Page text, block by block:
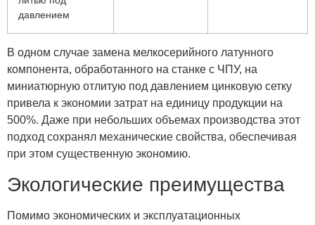
давлением
В одном случае замена мелкосерийного латунного
компонента, обработанного на станке с ЧПУ, на
миниатюрную отлитую под давлением цинковую сетку
привела к экономии затрат на единицу продукции на
500%. Даже при небольших объемах производства этот
подход сохранял механические свойства, обеспечивая
при этом существенную экономию.
Экологические преимущества
Помимо экономических и эксплуатационных